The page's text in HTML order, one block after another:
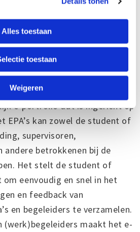
Alles toestaan
toestaan
Weigeren
kan eerder bepaalde
dragen, terwijl dat voor een
e-portfolio voor EPA-
e-portfolio dat is ingericht op
EPA’s kan zowel de student of
supervisoren,
andere betrokkenen bij de
Het stelt de student of
eenvoudig en snel in het
en feedback van
en begeleiders te verzamelen.
(werk)begeleiders maakt het e-